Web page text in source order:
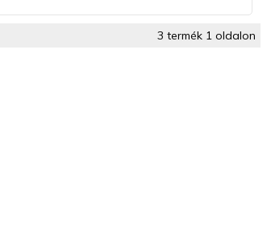
3 termék 1 oldalon